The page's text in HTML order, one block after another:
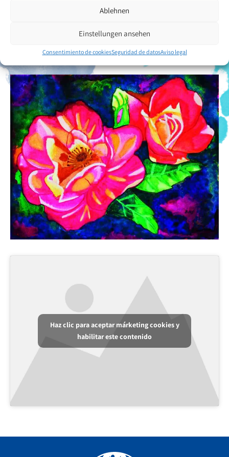
Ablehnen
Einstellungen ansehen
Consentimiento de cookiesSeguridad de datosAviso legal
flores, pasando por los paisajes, hasta los motivos de animales con
Haz clic para aceptar márketing cookies y
habilitar este contenido
Facebook
YouTube
Instagram